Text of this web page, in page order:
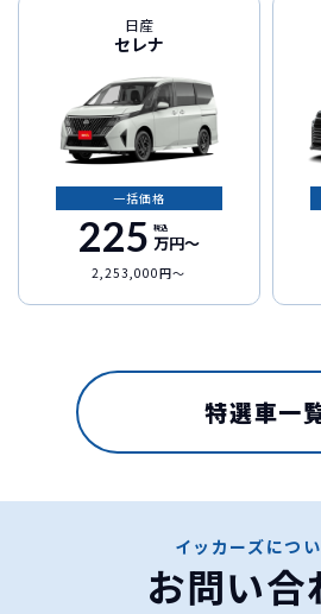
ホンダ
ステップワゴ
日産
セレナ
一括価格
225 税込
万円〜
2,253,000円〜
特選車一
イッカーズにつ
お問い合